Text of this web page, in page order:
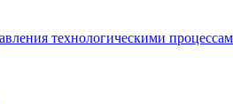
технологическими